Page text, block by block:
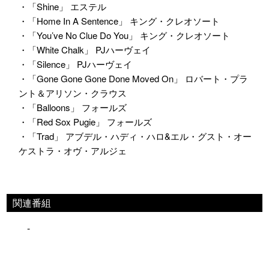
・「Shine」 エステル
・「Home In A Sentence」 キング・クレオソート
・「You’ve No Clue Do You」 キング・クレオソート
・「White Chalk」 PJハーヴェイ
・「Silence」 PJハーヴェイ
・「Gone Gone Gone Done Moved On」 ロバート・プラ
ント＆アリソン・クラウス
・「Balloons」 フォールズ
・「Red Sox Pugie」 フォールズ
・「Trad」 アブデル・ハディ・ハロ&エル・グスト・オー
ケストラ・オヴ・アルジェ
関連番組
-